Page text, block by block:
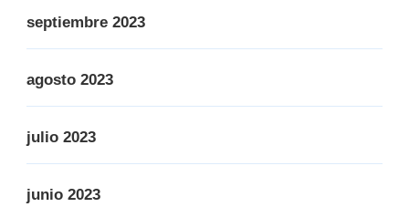
septiembre 2023
agosto 2023
julio 2023
junio 2023